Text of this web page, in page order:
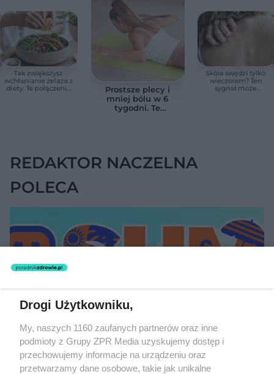
Tak zwiększysz
wchłanianie żelaza z
diety. Te połączenia
Prostsze plecy i
mniej bólu w 6
tygodni. Te
Skóra swędzi tylko
wieczorem? Ten
sygnał może
REDAKTOR NACZELNA
POLECA
Drogi Użytkowniku,
My, naszych 1160 zaufanych partnerów oraz inne
podmioty z Grupy ZPR Media uzyskujemy dostęp i
przechowujemy informacje na urządzeniu oraz
przetwarzamy dane osobowe, takie jak unikalne